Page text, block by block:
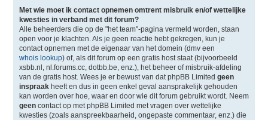
Met wie moet ik contact opnemen omtrent misbruik en/of wettelijke
kwesties in verband met dit forum?
Alle beheerders die op de "het team"-pagina vermeld worden, staan
open voor je klachten. Als je geen reactie hebt gekregen, kun je
contact opnemen met de eigenaar van het domein (dmv een
whois lookup) of, als dit forum op een gratis host staat (bijvoorbeeld
xsbb.nl, nl.forums.cc, dotbb.be, enz.), het beheer of misbruik-afdeling
van de gratis host. Wees je er bewust van dat phpBB Limited geen
inspraakheeft en dus in geen enkel geval aansprakelijk gehouden
kan worden over hoe, waar en door wie dit forum gebruikt wordt. Neem
geencontact op met phpBB Limited met vragen over wettelijke
kwesties (zoals aanspreekbaarheid, ongepaste commentaar, enz.) die